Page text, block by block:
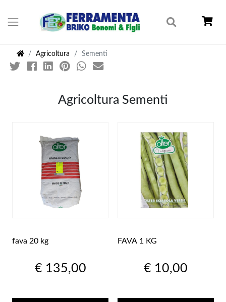
Agricoltura Sementi
Agricoltura Sementi
fava 20 kg
€ 135,00
FAVA 1 KG
€ 10,00